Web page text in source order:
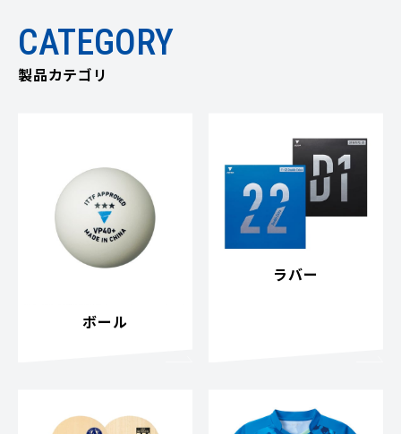
CATEGORY
製品カテゴリ
ボール
ラバー